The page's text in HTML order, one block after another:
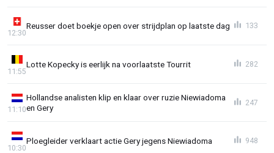
Reusser doet boekje open over strijdplan op laatste dag
12:30
133
Lotte Kopecky is eerlijk na voorlaatste Tourrit
11:55
282
Hollandse analisten klip en klaar over ruzie Niewiadoma
en Gery
11:10
247
Ploegleider verklaart actie Gery jegens Niewiadoma
10:30
948